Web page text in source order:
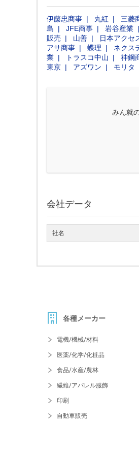
伊藤忠商事 丸紅 三菱
島
JFE商事 岩谷産業
販売
山善 日本アクセ
アサ商事
蝶理 ネクス
業
トラスコ中山 神鋼
東京
アズワン モリタ
みん就
会社データ
社名
各種メーカー
電機/機械/材料
医薬/化学/化粧品
食品/水産/農林
繊維/アパレル服飾
印刷
自動車販売